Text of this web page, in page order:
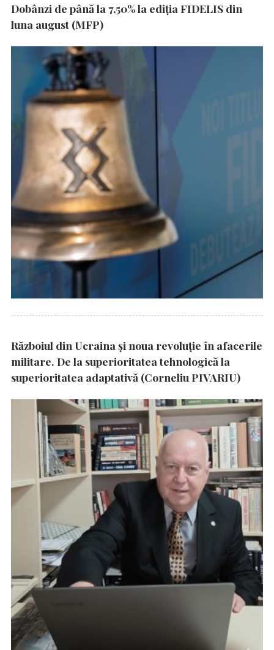
Dobânzi de până la 7,50% la ediția FIDELIS din
luna august (MFP)
Războiul din Ucraina și noua revoluție în afacerile
militare. De la superioritatea tehnologică la
superioritatea adaptativă (Corneliu PIVARIU)